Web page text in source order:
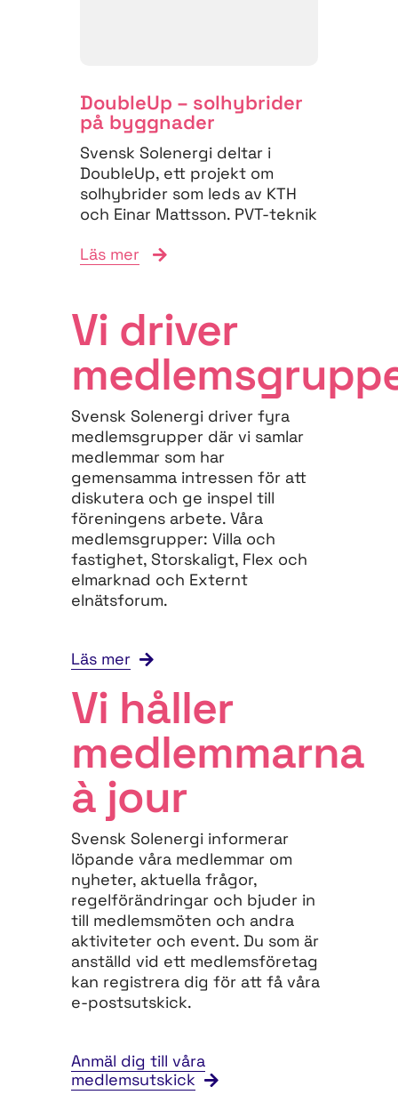
DoubleUp – solhybrider
på byggnader
Svensk Solenergi deltar i
DoubleUp, ett projekt om
solhybrider som leds av KTH
och Einar Mattsson. PVT-teknik
Läs mer
Vi driver
Svensk Solenergi driver fyra
medlemsgrupper där vi samlar
medlemmar som har
gemensamma intressen för att
diskutera och ge inspel till
föreningens arbete. Våra
medlemsgrupper: Villa och
fastighet, Storskaligt, Flex och
elmarknad och Externt
elnätsforum.
Läs mer
Vi håller
medlemmarna
à jour
Svensk Solenergi informerar
löpande våra medlemmar om
nyheter, aktuella frågor,
regelförändringar och bjuder in
till medlemsmöten och andra
aktiviteter och event. Du som är
anställd vid ett medlemsföretag
kan registrera dig för att få våra
e-postsutskick.
Anmäl dig till våra
medlemsutskick